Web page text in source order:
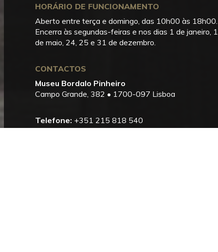
HORÁRIO DE FUNCIONAMENTO
Aberto entre terça e domingo, das 10h00 às 18h00.
Encerra às segundas-feiras e nos dias 1 de janeiro, 1
de maio, 24, 25 e 31 de dezembro.
CONTACTOS
Museu Bordalo Pinheiro
Campo Grande, 382 • 1700-097 Lisboa
Telefone: +351 215 818 540
Informações:info@museubordalopinheiro.pt